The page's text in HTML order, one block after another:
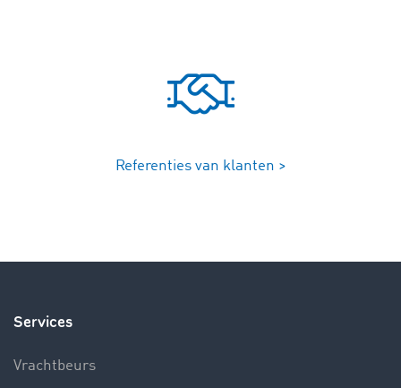
Referenties van klanten >
Services
Vrachtbeurs